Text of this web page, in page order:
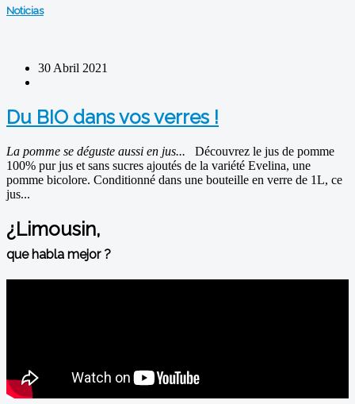
Noticias
30 Abril 2021
Du BIO dans vos verres !
La pomme se déguste aussi en jus... Découvrez le jus de pomme
100% pur jus et sans sucres ajoutés de la variété Evelina, une
pomme bicolore. Conditionné dans une bouteille en verre de 1L, ce
jus...
¿Limousin,
que habla mejor ?